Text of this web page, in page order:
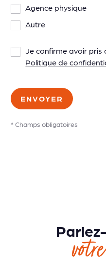
Agence physique
Autre
Je confirme avoir pris
Politique de
* Champs obligatoires